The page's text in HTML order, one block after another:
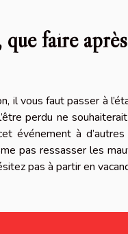
faire
il vous faut passer à
perdu ne
événement à
pas ressasser les
pas à partir en